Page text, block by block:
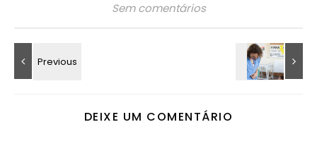
Sem comentários
DEIXE UM COMENTÁRIO